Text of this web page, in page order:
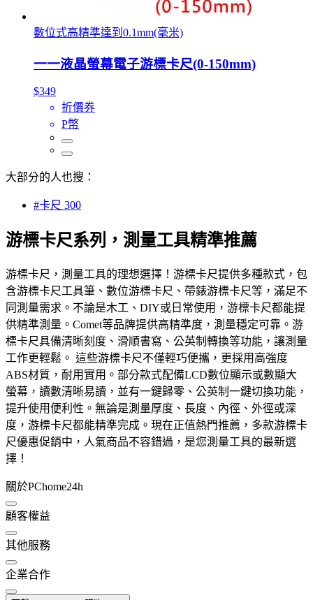
數位式高精準達到0.1mm(毫米)
一一液晶螢幕電子游標卡尺(0-150mm)
$349
折價券
P幣
大部分的人也搜：
#卡尺 300
游標卡尺系列，測量工具精準推薦
游標卡尺，測量工具的理想選擇！游標卡尺提供多種款式，包
含游標卡尺工具筆、數位游標卡尺、帶錶游標卡尺等，滿足不
同測量需求。不論是木工、DIY或日常使用，游標卡尺都能提
供精準測量。Comet等品牌提供高精準度，測量穩定可靠。游
標卡尺具備清晰刻度、滑順書寫、公英制轉換等功能，讓測量
工作更輕鬆。 這些游標卡尺不僅輕巧便攜，更採用高強度
ABS材質，耐用實用。部分款式配備LCD數位顯示或數顯大
螢幕，讀數清晰易讀，並有一鍵歸零、公英制一鍵切換功能，
提升使用便利性。無論是測量厚度、長度、內徑、外徑或深
度，游標卡尺都能精準完成。現在正值熱門推薦，多款游標卡
尺優惠促銷中，人氣商品不容錯過，是您測量工具的最新選
擇！
關於PChome24h
顧客權益
其他服務
企業合作